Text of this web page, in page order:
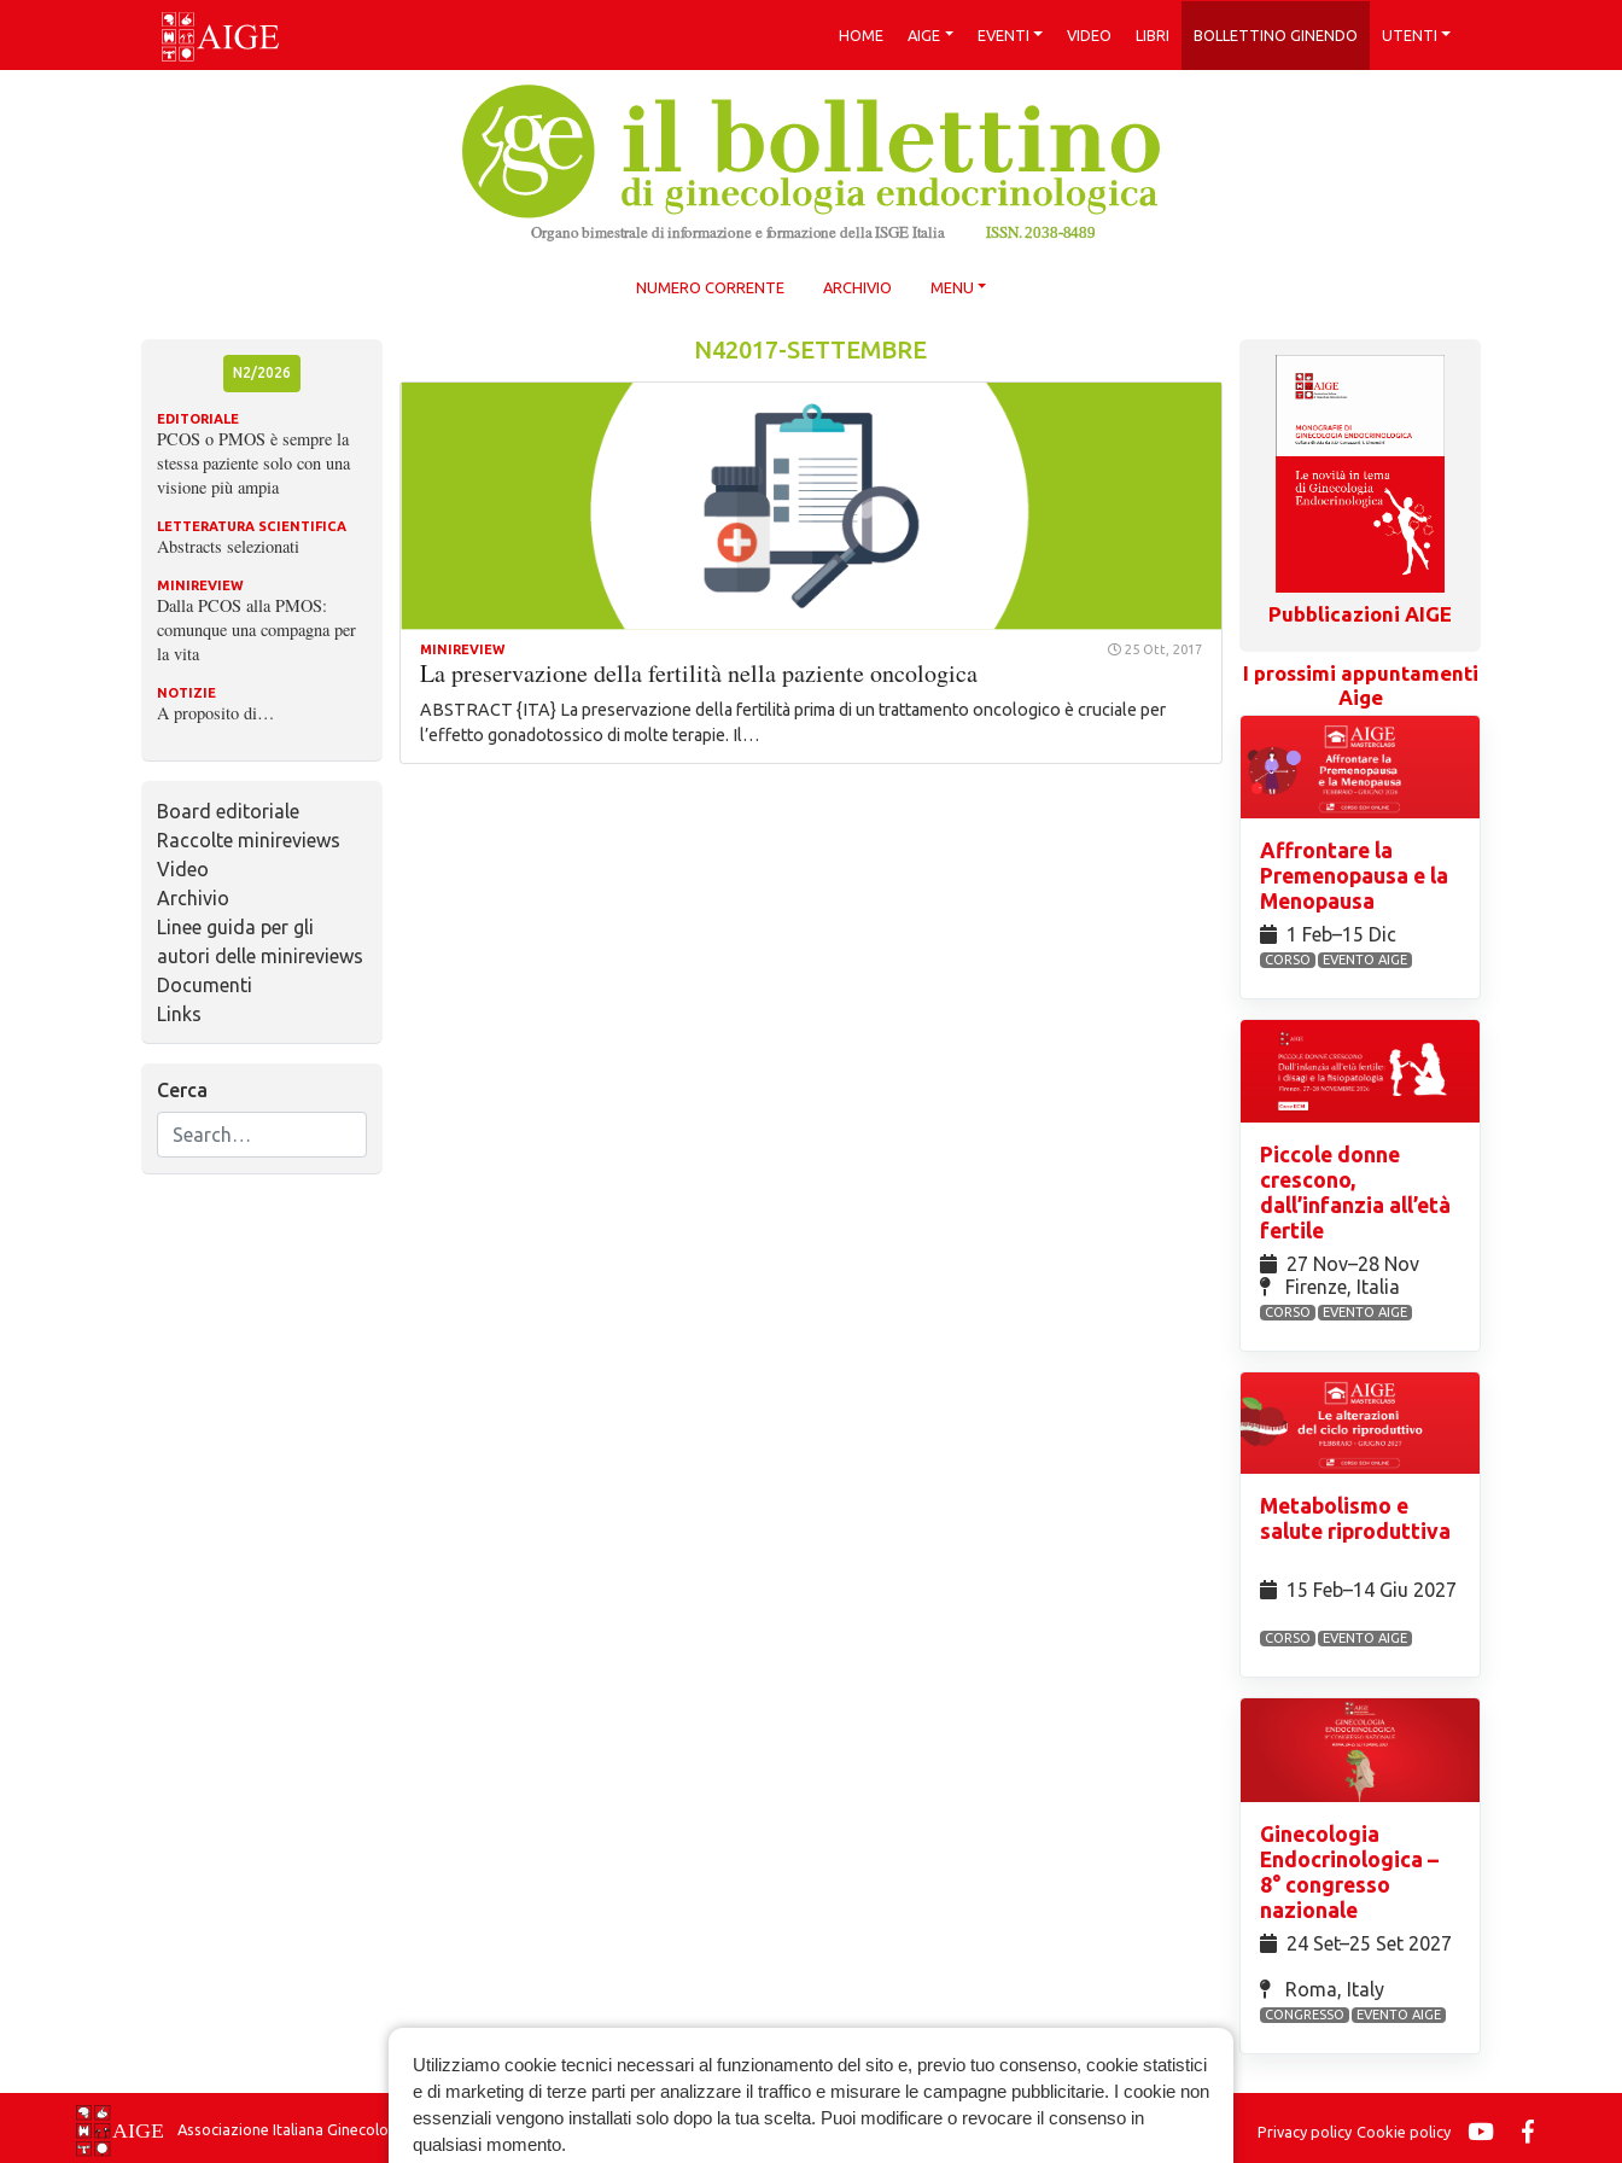
Skip
HOME AIGE EVENTI VIDEO LIBRI BOLLETTINO GINENDO UTENTI
NUMERO CORRENTE ARCHIVIO MENU
N2/2026
EDITORIALE
PCOS o PMOS è sempre la
stessa paziente solo con una
visione più ampia
LETTERATURA SCIENTIFICA
Abstracts selezionati
MINIREVIEW
Dalla PCOS alla PMOS:
comunque una compagna per
la vita
NOTIZIE
A proposito di…
Board editoriale
Raccolte minireviews
Video
Archivio
Linee guida per gli
autori delle minireviews
Documenti
Links
Cerca
N42017-SETTEMBRE
MINIREVIEW 25 Ott, 2017
La preservazione della fertilità nella paziente oncologica
ABSTRACT {ITA} La preservazione della fertilità prima di un trattamento oncologico è cruciale per
l’effetto gonadotossico di molte terapie. Il…
Pubblicazioni AIGE
I prossimi appuntamenti
Aige
Affrontare la
Premenopausa e la
Menopausa
1 Feb⁠–15 Dic
CORSO EVENTO AIGE
Piccole donne
crescono,
dall’infanzia all’età
fertile
27 Nov⁠–28 Nov
Firenze, Italia
CORSO EVENTO AIGE
Metabolismo e
salute riproduttiva
15 Feb⁠–14 Giu 2027
CORSO EVENTO AIGE
Ginecologia
Endocrinologica –
8° congresso
nazionale
24 Set⁠–25 Set 2027
Roma, Italy
CONGRESSO EVENTO AIGE
Associazione Italiana Ginecologia Endocrinologica Privacy policy Cookie policy
Utilizziamo cookie tecnici necessari al funzionamento del sito e, previo tuo consenso, cookie statistici
e di marketing di terze parti per analizzare il traffico e misurare le campagne pubblicitarie. I cookie non
essenziali vengono installati solo dopo la tua scelta. Puoi modificare o revocare il consenso in
qualsiasi momento.